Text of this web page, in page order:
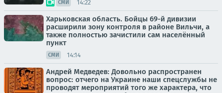
СМИ 14:22
Харьковская область. Бойцы 69-й дивизии
расширили зону контроля в районе Вильчи, а
также полностью зачистили сам населённый
пункт
СМИ 14:14
Андрей Медведев: Довольно распространен
вопрос: отчего на Украине наши спецслужбы не
проводят мероприятий того же характера, что